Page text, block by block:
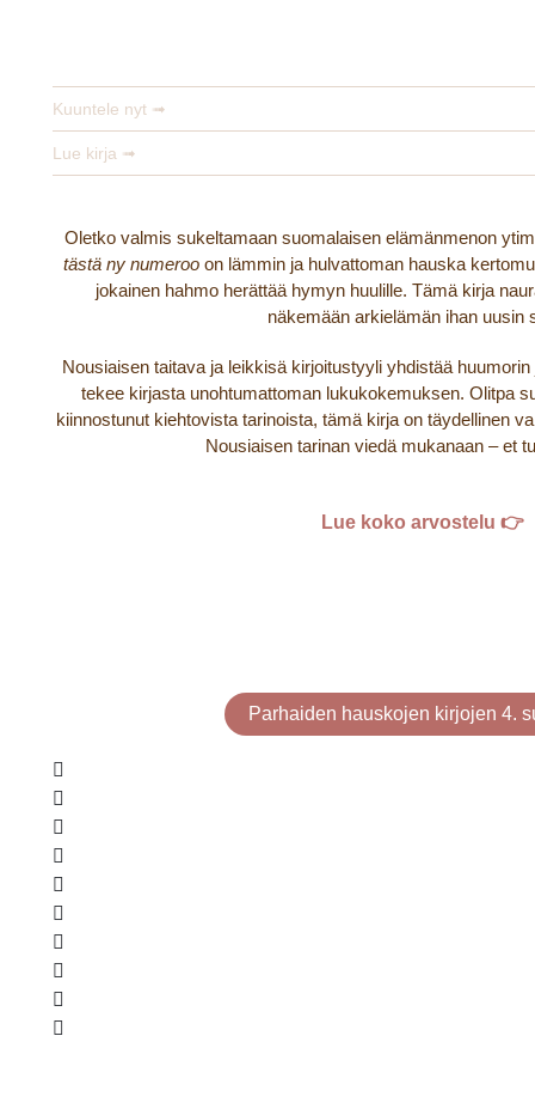
Kuuntele nyt ➟
Lue kirja ➟
Oletko valmis sukeltamaan suomalaisen elämänmenon
tästä ny numerooon lämmin ja hulvattoman hauska
jokainen hahmo herättää hymyn huulille. Tämä kirja
näkemään arkielämän ihan uusin
Nousiaisen taitava ja leikkisä kirjoitustyyli yhdistää
tekee kirjasta unohtumattoman lukukokemuksen. Olitpa
kiinnostunut kiehtovista tarinoista, tämä kirja on täydellinen
Nousiaisen tarinan viedä mukanaan – et
Lue koko arvostelu 👉
Parhaiden hauskojen kirjojen 4.